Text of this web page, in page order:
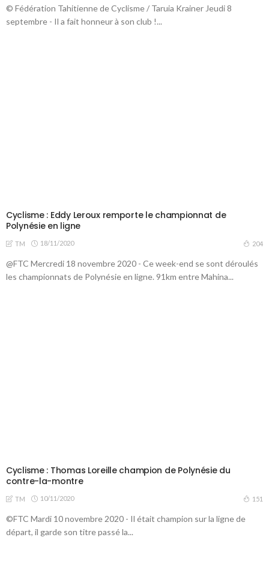
© Fédération Tahitienne de Cyclisme / Taruia Krainer Jeudi 8
septembre - Il a fait honneur à son club !...
Cyclisme : Eddy Leroux remporte le championnat de
Polynésie en ligne
TM 18/11/2020 204
@FTC Mercredi 18 novembre 2020 - Ce week-end se sont déroulés
les championnats de Polynésie en ligne. 91km entre Mahina...
Cyclisme : Thomas Loreille champion de Polynésie du
contre-la-montre
TM 10/11/2020 151
©FTC Mardi 10 novembre 2020 - Il était champion sur la ligne de
départ, il garde son titre passé la...